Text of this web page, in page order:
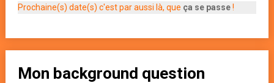
Prochaine(s) date(s) c'est par aussi là, que ça se passe!
Mon background question